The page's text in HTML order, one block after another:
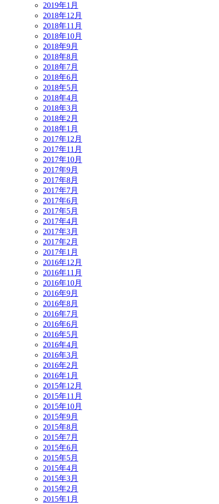
2019年1月
2018年12月
2018年11月
2018年10月
2018年9月
2018年8月
2018年7月
2018年6月
2018年5月
2018年4月
2018年3月
2018年2月
2018年1月
2017年12月
2017年11月
2017年10月
2017年9月
2017年8月
2017年7月
2017年6月
2017年5月
2017年4月
2017年3月
2017年2月
2017年1月
2016年12月
2016年11月
2016年10月
2016年9月
2016年8月
2016年7月
2016年6月
2016年5月
2016年4月
2016年3月
2016年2月
2016年1月
2015年12月
2015年11月
2015年10月
2015年9月
2015年8月
2015年7月
2015年6月
2015年5月
2015年4月
2015年3月
2015年2月
2015年1月